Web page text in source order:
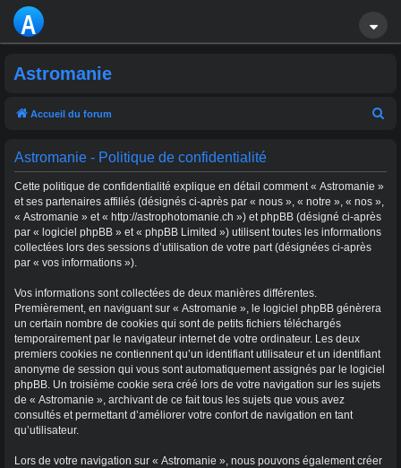
A
T
R
O
M
A
NI
E
Astromanie
Accueil du forum
Astromanie - Politique de confidentialité
Cette politique de confidentialité explique en détail comment « Astromanie »
et ses partenaires affiliés (désignés ci-après par « nous », « notre », « nos »,
« Astromanie » et « http://astrophotomanie.ch ») et phpBB (désigné ci-après
par « logiciel phpBB » et « phpBB Limited ») utilisent toutes les informations
collectées lors des sessions d’utilisation de votre part (désignées ci-après
par « vos informations »).
Vos informations sont collectées de deux manières différentes.
Premièrement, en naviguant sur « Astromanie », le logiciel phpBB génèrera
un certain nombre de cookies qui sont de petits fichiers téléchargés
temporairement par le navigateur internet de votre ordinateur. Les deux
premiers cookies ne contiennent qu’un identifiant utilisateur et un identifiant
anonyme de session qui vous sont automatiquement assignés par le logiciel
phpBB. Un troisième cookie sera créé lors de votre navigation sur les sujets
de « Astromanie », archivant de ce fait tous les sujets que vous avez
consultés et permettant d’améliorer votre confort de navigation en tant
qu’utilisateur.
Lors de votre navigation sur « Astromanie », nous pouvons également créer